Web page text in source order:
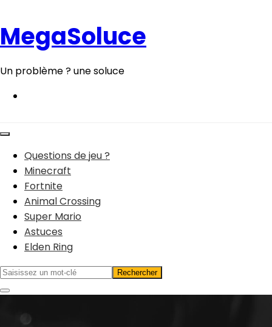
contenu
MegaSoluce
Un problème ? une soluce
Questions de jeu ?
Minecraft
Fortnite
Animal Crossing
Super Mario
Astuces
Elden Ring